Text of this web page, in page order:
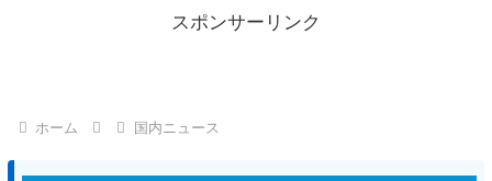
スポンサーリンク
ホーム 国内ニュース